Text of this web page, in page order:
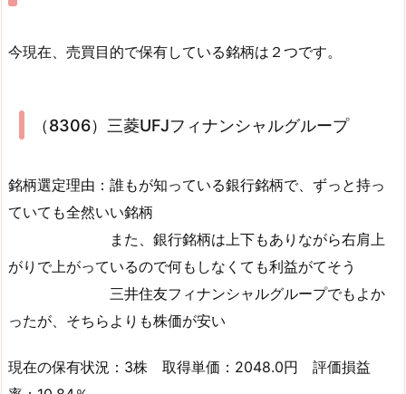
今現在、売買目的で保有している銘柄は２つです。
（8306）三菱UFJフィナンシャルグループ
銘柄選定理由：誰もが知っている銀行銘柄で、ずっと持っ
ていても全然いい銘柄
また、銀行銘柄は上下もありながら右肩上
がりで上がっているので何もしなくても利益がてそう
三井住友フィナンシャルグループでもよか
ったが、そちらよりも株価が安い
現在の保有状況：3株 取得単価：2048.0円 評価損益